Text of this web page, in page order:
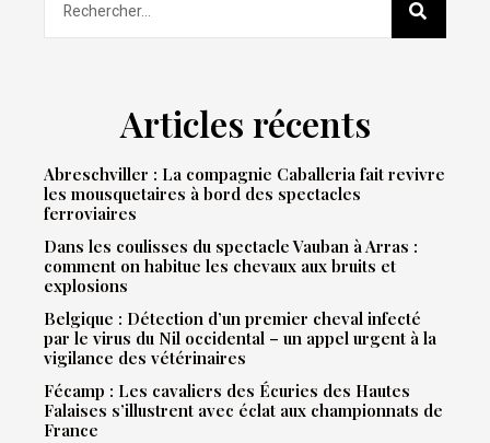
Articles récents
Abreschviller : La compagnie Caballeria fait revivre
les mousquetaires à bord des spectacles
ferroviaires
Dans les coulisses du spectacle Vauban à Arras :
comment on habitue les chevaux aux bruits et
explosions
Belgique : Détection d’un premier cheval infecté
par le virus du Nil occidental – un appel urgent à la
vigilance des vétérinaires
Fécamp : Les cavaliers des Écuries des Hautes
Falaises s’illustrent avec éclat aux championnats de
France